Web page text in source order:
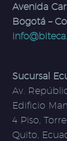
Avenida
Bogotá –
Sucursal
Av.
Edificio
4 Piso,
Quito,